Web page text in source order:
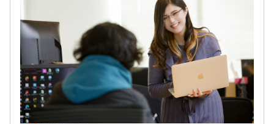
代表である安達自身がエンジニアであることから、
エンジニアの技術的知識、実装力、専門性などを鑑みエン
ジニアがエンジニアを評価する社風です。
入社後は四半期毎に面談、振り返りをおこなうなど互いの
期待感を伝える機会を作っています。
その後も半期毎に面談を行い、それまでの業務内容や成長
を元に評価を行っています。